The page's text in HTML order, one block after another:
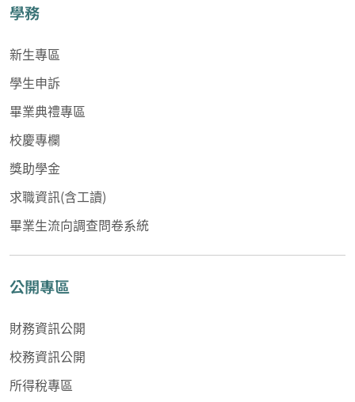
學務
新生專區
學生申訴
畢業典禮專區
校慶專欄
獎助學金
求職資訊(含工讀)
畢業生流向調查問卷系統
公開專區
財務資訊公開
校務資訊公開
所得稅專區